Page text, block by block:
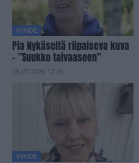
VIIHDE
Pia Nykäseltä riipaiseva kuva
– ”Suukko taivaaseen”
18.07.2026 12.25
VIIHDE